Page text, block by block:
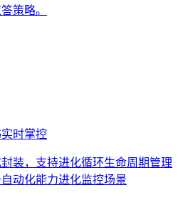
策略。
时掌控
装，支持进化循环生命周期管理
动化能力进化监控场景